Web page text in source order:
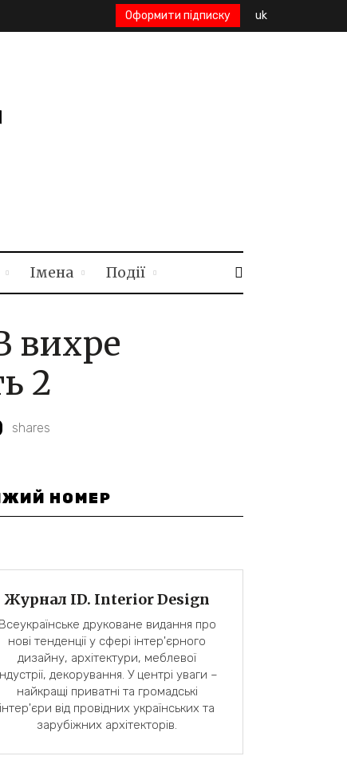
Оформити підписку uk
Імена Події
вихре
2
shares
НОМЕР
Журнал ID. Interior Design
Всеукраїнське друковане видання про
нові тенденції у сфері інтер'єрного
дизайну, архітектури, меблевої
декорування. У центрі уваги –
найкращі приватні та громадські
інтер'єри від провідних українських та
зарубіжних архітекторів.